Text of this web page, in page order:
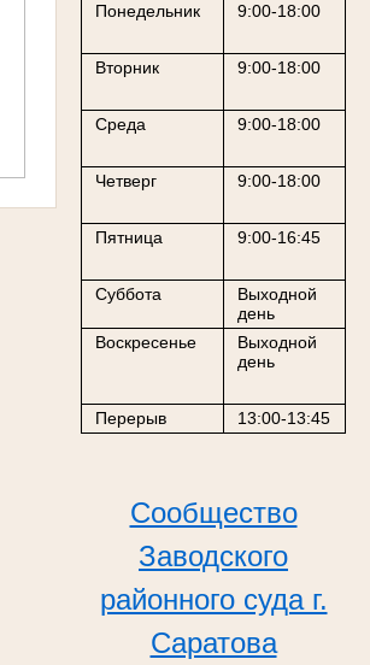
Понедельник
9:00-18:00
Вторник 9:00-18:00
Среда 9:00-18:00
Четверг 9:00-18:00
Пятница 9:00-16:45
Суббота
Выходной
день
Воскресенье
Выходной
день
Перерыв 13:00-13:45
Сообщество
Заводского
районного суда г.
Саратова